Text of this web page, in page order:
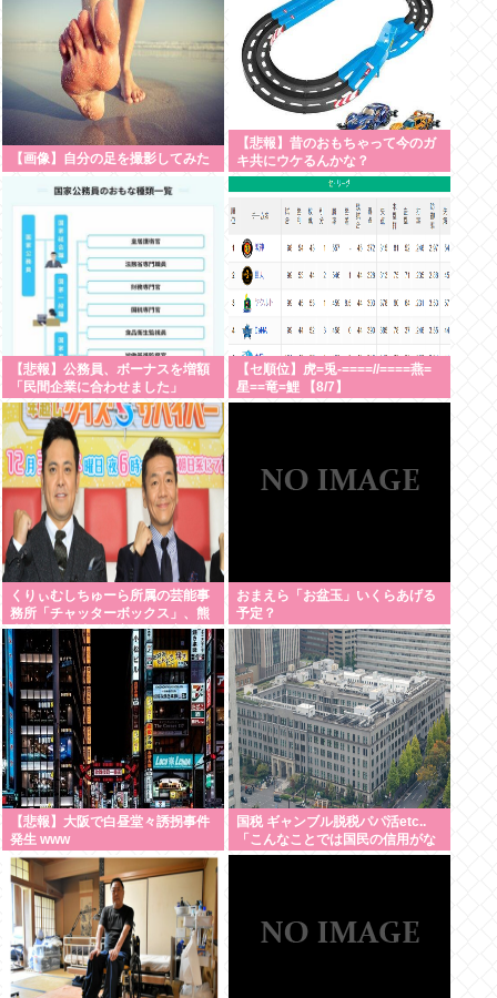
【画像】自分の足を撮影してみた
【悲報】昔のおもちゃって今のガ
キ共にウケるんかな？
【悲報】公務員、ボーナスを増額
「民間企業に合わせました」
【セ順位】虎=兎-====//====燕=
星==竜=鯉 【8/7】
くりぃむしちゅーら所属の芸能事
務所「チャッターボックス」、熊
本地震被災地に災害義援金寄付を
発表
おまえら「お盆玉」いくらあげる
予定？
【悲報】大阪で白昼堂々誘拐事件
発生 www
国税 ギャンブル脱税パパ活etc..
「こんなことでは国民の信用がな
くなってしまう」